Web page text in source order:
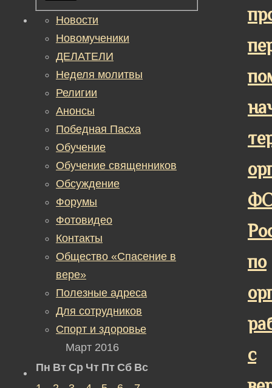
по
с
Новости
Новомученики
ДЕЛАТЕЛИ
Неделя молитвы
Религии
Анонсы
Победная Пасха
Обучение
Обучение священников
Обсуждение
Форумы
Фотовидео
Контакты
Общество «Спасение в
вере»
Полезные адреса
Для сотрудников
Спорт и здоровье
Март 2016
Пн Вт Ср Чт Пт Сб Вс